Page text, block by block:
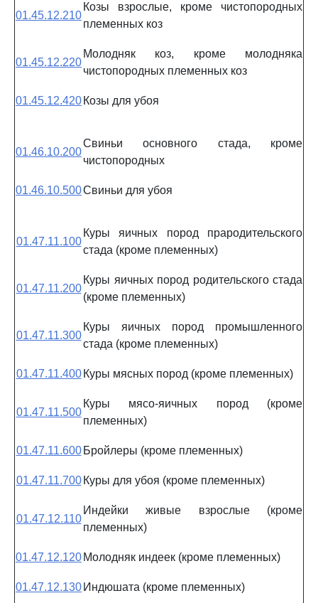
01.45.12.210
Козы взрослые, кроме чистопородных
племенных коз
01.45.12.220
Молодняк коз, кроме молодняка
чистопородных племенных коз
01.45.12.420 Козы для убоя
01.46.10.200
Свиньи основного стада, кроме
чистопородных
01.46.10.500Свиньи для убоя
01.47.11.100
Куры яичных пород прародительского
стада (кроме племенных)
01.47.11.200
Куры яичных пород родительского стада
(кроме племенных)
01.47.11.300
Куры яичных пород промышленного
стада (кроме племенных)
01.47.11.400 Куры мясных пород (кроме племенных)
01.47.11.500
Куры мясо-яичных пород (кроме
племенных)
01.47.11.600 Бройлеры (кроме племенных)
01.47.11.700 Куры для убоя (кроме племенных)
01.47.12.110
Индейки живые взрослые (кроме
племенных)
01.47.12.120 Молодняк индеек (кроме племенных)
01.47.12.130 Индюшата (кроме племенных)